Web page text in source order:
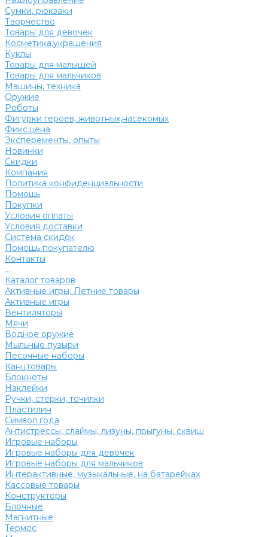
Сумки, рюкзаки
Творчество
Товары для девочек
Косметика,украшения
Куклы
Товары для малышей
Товары для мальчиков
Машины, техника
Оружие
Роботы
Фигурки героев, животных,насекомых
Фикс.цена
Эксперементы, опыты
Новинки
Скидки
Компания
Политика конфиденциальности
Помощь
Покупки
Условия оплаты
Условия доставки
Система скидок
Помощь покупателю
Контакты
...
Каталог товаров
Активные игры, Летние товары
Активные игры
Вентиляторы
Мячи
Водное оружие
Мыльные пузыри
Песочные наборы
Канцтовары
Блокноты
Наклейки
Ручки, стерки, точилки
Пластилин
Символ года
Антистрессы, слаймы, лизуны, прыгуны, сквиш
Игровые наборы
Игровые наборы для девочек
Игровые наборы для мальчиков
Интерактивные, музыкальные, на батарейках
Кассовые товары
Конструкторы
Блочные
Магнитные
Термос